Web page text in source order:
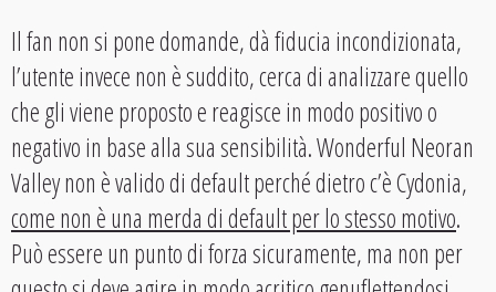
Il fan non si pone domande, dà fiducia incondizionata,
l’utente invece non è suddito, cerca di analizzare quello
che gli viene proposto e reagisce in modo positivo o
negativo in base alla sua sensibilità. Wonderful Neoran
Valley non è valido di default perché dietro c’è Cydonia,
come non è una merda di default per lo stesso motivo.
Può essere un punto di forza sicuramente, ma non per